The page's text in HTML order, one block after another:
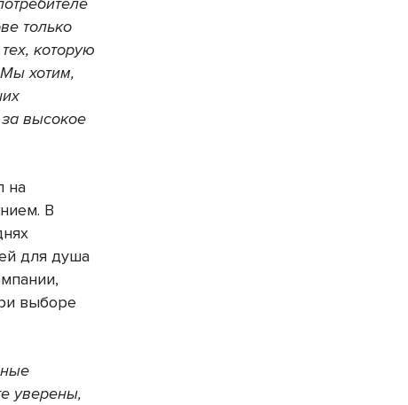
только
которую
хотим,
высокое
на
В
для душа
выборе
уверены,